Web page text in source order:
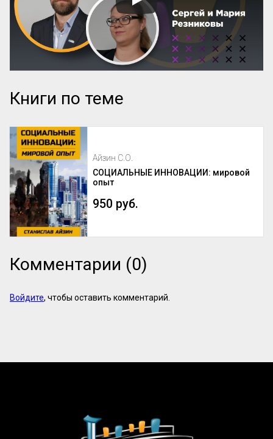
Книги по теме
Айзин С.О.
СОЦИАЛЬНЫЕ ИННОВАЦИИ: мировой
опыт
950 руб.
Комментарии (0)
Войдите, чтобы оставить комментарий.